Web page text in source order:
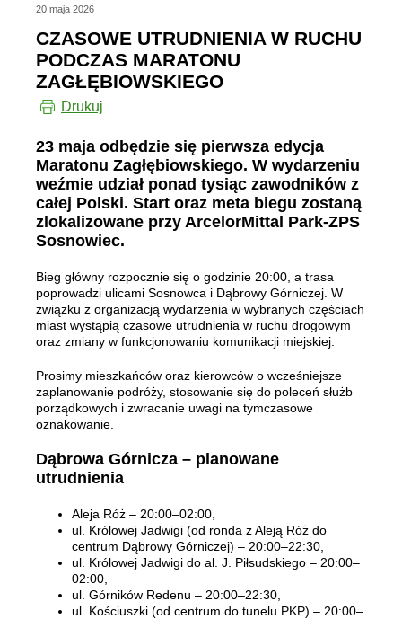
20 maja 2026
CZASOWE UTRUDNIENIA W RUCHU
PODCZAS MARATONU
ZAGŁĘBIOWSKIEGO
Drukuj
23 maja odbędzie się pierwsza edycja
Maratonu Zagłębiowskiego. W wydarzeniu
weźmie udział ponad tysiąc zawodników z
całej Polski. Start oraz meta biegu zostaną
zlokalizowane przy ArcelorMittal Park-ZPS
Sosnowiec.
Bieg główny rozpocznie się o godzinie 20:00, a trasa
poprowadzi ulicami Sosnowca i Dąbrowy Górniczej. W
związku z organizacją wydarzenia w wybranych częściach
miast wystąpią czasowe utrudnienia w ruchu drogowym
oraz zmiany w funkcjonowaniu komunikacji miejskiej.
Prosimy mieszkańców oraz kierowców o wcześniejsze
zaplanowanie podróży, stosowanie się do poleceń służb
porządkowych i zwracanie uwagi na tymczasowe
oznakowanie.
Dąbrowa Górnicza – planowane
utrudnienia
Aleja Róż – 20:00–02:00,
ul. Królowej Jadwigi (od ronda z Aleją Róż do
centrum Dąbrowy Górniczej) – 20:00–22:30,
ul. Królowej Jadwigi do al. J. Piłsudskiego – 20:00–
02:00,
ul. Górników Redenu – 20:00–22:30,
ul. Kościuszki (od centrum do tunelu PKP) – 20:00–